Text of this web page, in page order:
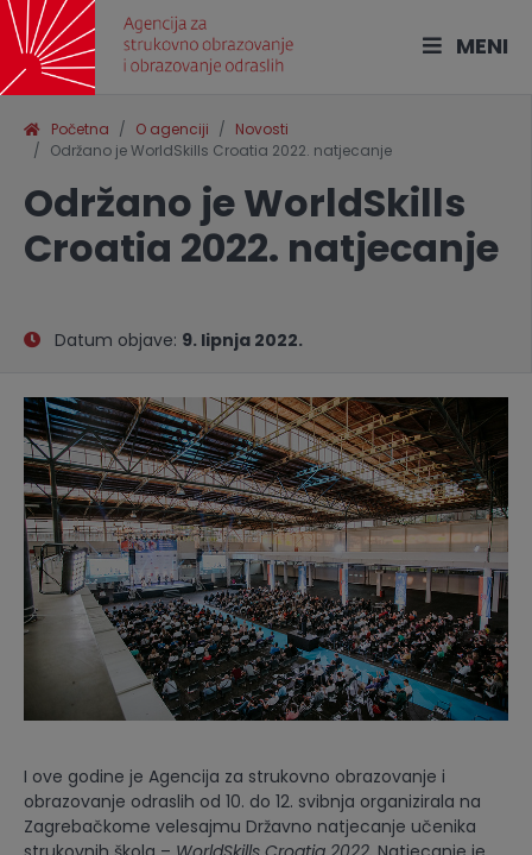
MENI
Početna O agenciji
Novosti
Održano je WorldSkills Croatia 2022. natjecanje
Održano je WorldSkills
Croatia 2022. natjecanje
Datum objave: 9. lipnja 2022.
I ove godine je Agencija za strukovno obrazovanje i
obrazovanje odraslih od 10. do 12. svibnja organizirala na
Zagrebačkome velesajmu Državno natjecanje učenika